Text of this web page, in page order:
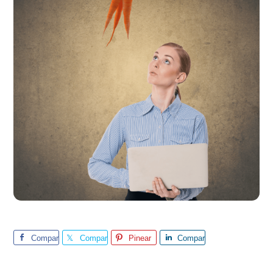
Compar
Compar
Pinear
Compar